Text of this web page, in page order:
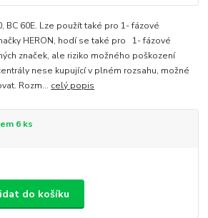
BC 60E. Lze použít také pro 1- fázové
HERON, hodí se také pro 1- fázové
značek, ale riziko možného poškození
nese kupující v plném rozsahu, možné
Rozm... celý popis
6 ks
do košíku